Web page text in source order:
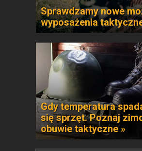
Sprawdzamy nowe
wyposażenia
Gdy temperatura
się sprzęt. Poznaj
obuwie taktyczne »